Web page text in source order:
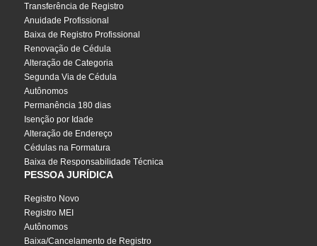
Transferência de Registro
Anuidade Profissional
Baixa de Registro Profissional
Renovação de Cédula
Alteração de Categoria
Segunda Via de Cédula
Autônomos
Permanência 180 dias
Isenção por Idade
Alteração de Endereço
Cédulas na Formatura
Baixa de Responsabilidade Técnica
PESSOA JURÍDICA
Registro Novo
Registro MEI
Autônomos
Baixa/Cancelamento de Registro